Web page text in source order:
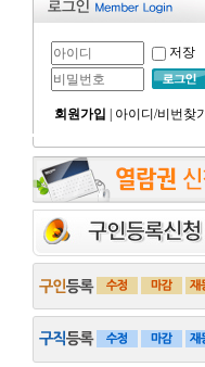
저장
회원가입 아이디/비번찾기